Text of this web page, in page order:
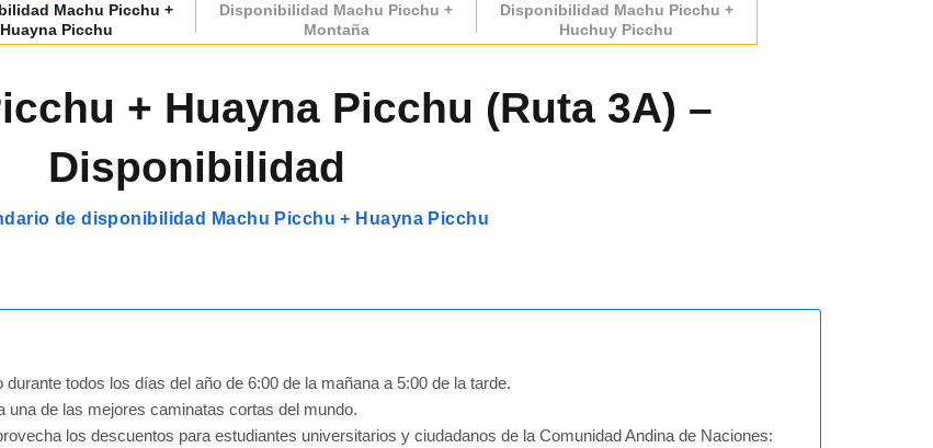
Machu Picchu +
Huayna Picchu
Disponibilidad Machu Picchu +
Montaña
Disponibilidad Machu Picchu +
Huchuy Picchu
+ Huayna Picchu (Ruta 3A) –
Disponibilidad
de disponibilidad Machu Picchu + Huayna Picchu
todos los días del año de 6:00 de la mañana a 5:00 de la tarde.
de las mejores caminatas cortas del mundo.
los descuentos para estudiantes universitarios y ciudadanos de la Comunidad Andina de Naciones: